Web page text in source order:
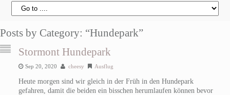
Posts by Category: “Hundepark”
Stormont Hundepark
Sep 20, 2020 cheesy Ausflug
Heute morgen sind wir gleich in der Früh in den Hundepark
gefahren, damit die beiden ein bisschen herumlaufen können bevor